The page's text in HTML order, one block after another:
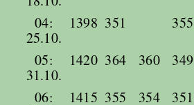
04:
25.10.
1398 351 355
05:
31.10.
1420 364 360 349
06:
1415 355 354 351